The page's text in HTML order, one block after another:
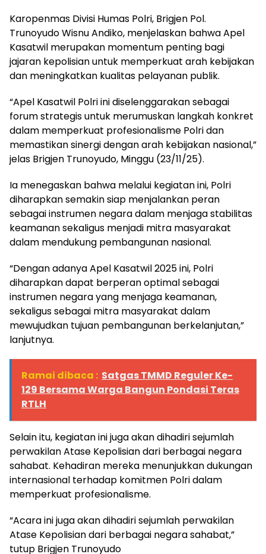
Karopenmas Divisi Humas Polri, Brigjen Pol.
Trunoyudo Wisnu Andiko, menjelaskan bahwa Apel
Kasatwil merupakan momentum penting bagi
jajaran kepolisian untuk memperkuat arah kebijakan
dan meningkatkan kualitas pelayanan publik.
“Apel Kasatwil Polri ini diselenggarakan sebagai
forum strategis untuk merumuskan langkah konkret
dalam memperkuat profesionalisme Polri dan
memastikan sinergi dengan arah kebijakan nasional,”
jelas Brigjen Trunoyudo, Minggu (23/11/25).
Ia menegaskan bahwa melalui kegiatan ini, Polri
diharapkan semakin siap menjalankan peran
sebagai instrumen negara dalam menjaga stabilitas
keamanan sekaligus menjadi mitra masyarakat
dalam mendukung pembangunan nasional.
“Dengan adanya Apel Kasatwil 2025 ini, Polri
diharapkan dapat berperan optimal sebagai
instrumen negara yang menjaga keamanan,
sekaligus sebagai mitra masyarakat dalam
mewujudkan tujuan pembangunan berkelanjutan,”
lanjutnya.
Ramai dibaca : Satgas TMMD Reguler Ke-
129 Bersama Warga Bangun Pondasi Teras
RTLH
Selain itu, kegiatan ini juga akan dihadiri sejumlah
perwakilan Atase Kepolisian dari berbagai negara
sahabat. Kehadiran mereka menunjukkan dukungan
internasional terhadap komitmen Polri dalam
memperkuat profesionalisme.
“Acara ini juga akan dihadiri sejumlah perwakilan
Atase Kepolisian dari berbagai negara sahabat,”
tutup Brigjen Trunoyudo